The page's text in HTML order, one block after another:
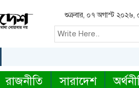
শুক্রবার, ০৭ অগাস্ট ২০২৬,
রাজনীতি সারাদেশ